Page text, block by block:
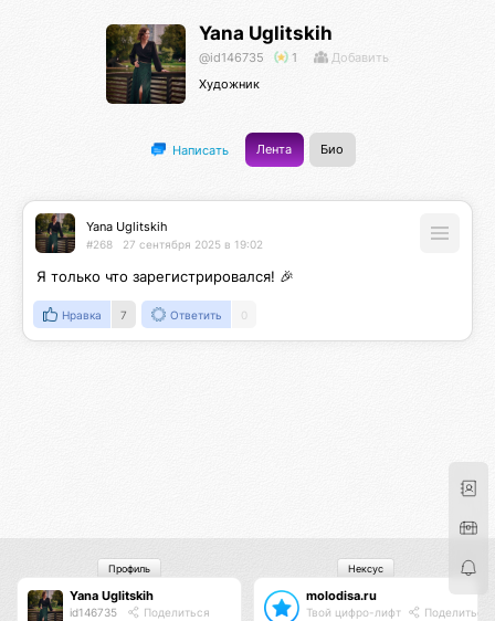
Yana Uglitskih
@id146735 1
Добавить
Художник
Написать Лента Био
Yana Uglitskih
#268 27 сентября 2025 в 19:02
Я только что зарегистрировался! 🎉
Нравка 7 Ответить 0
Yana Uglitskih
id146735 Поделиться
Профиль
molodisa.ru
Твой цифро-лифт Поделиться
Нексус